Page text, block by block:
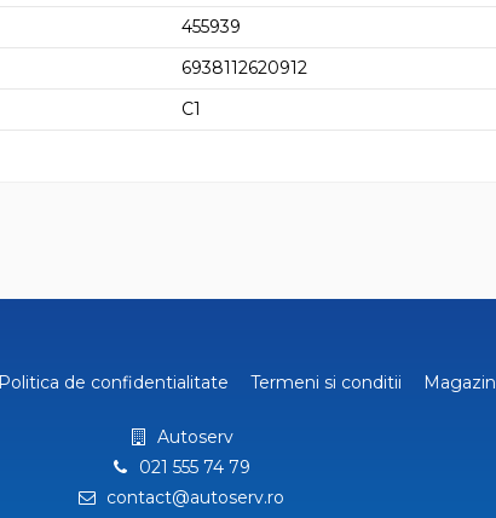
455939
6938112620912
C1
Politica de confidentialitate Termeni si conditii Magazin
Autoserv
021 555 74 79
contact@autoserv.ro